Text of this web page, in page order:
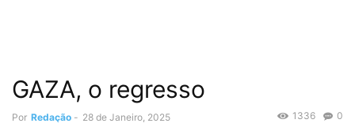
GAZA, o regresso
Por Redação - 28 de Janeiro, 2025 0
1336